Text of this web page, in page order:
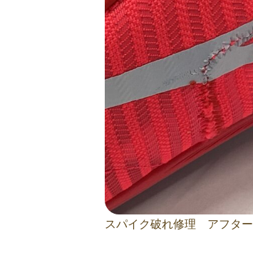
スパイク破れ修理 アフター